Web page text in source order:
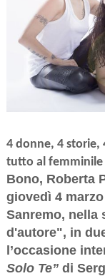
4 donne, 4 storie,
tutto al femminile
Bono, Roberta
giovedì 4
Sanremo, nella
d'autore", in
l’occasione
Solo Te”di